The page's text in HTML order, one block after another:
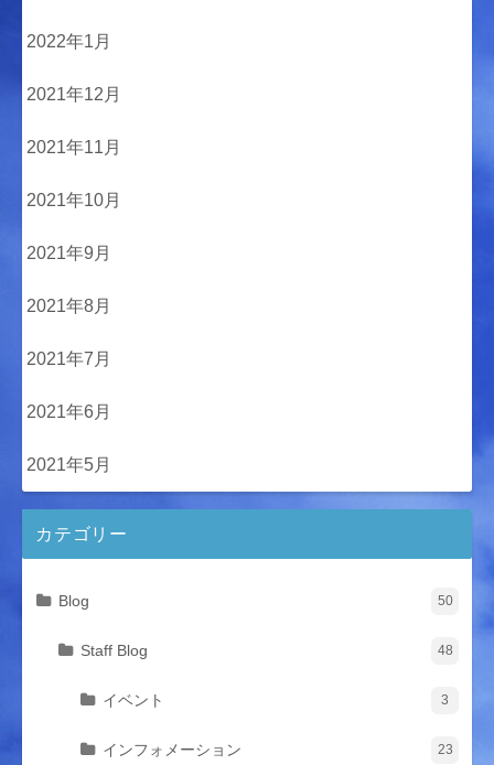
2022年1月
2021年12月
2021年11月
2021年10月
2021年9月
2021年8月
2021年7月
2021年6月
2021年5月
カテゴリー
Blog 50
Staff Blog 48
イベント 3
インフォメーション 23